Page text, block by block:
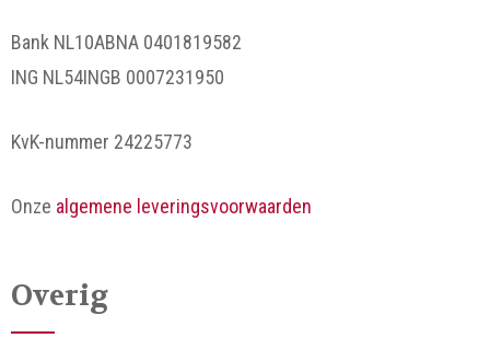
Bank NL10ABNA 0401819582
ING NL54INGB 0007231950
KvK-nummer 24225773
Onze algemene leveringsvoorwaarden
Overig